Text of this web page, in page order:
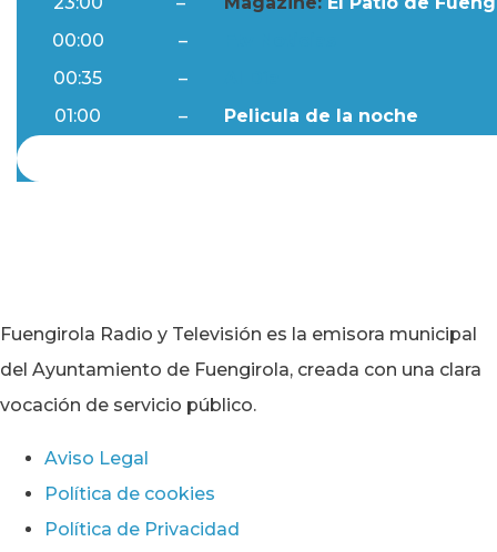
00:00
–
00:35
–
01:00
– Pelicula de la noche
Fuengirola Radio y Televisión es la emisora municipal
del Ayuntamiento de Fuengirola, creada con una clara
vocación de servicio público.
Aviso Legal
Política de cookies
Política de Privacidad